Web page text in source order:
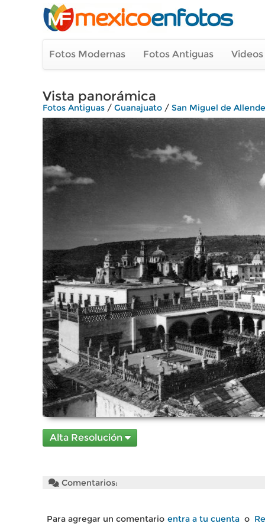
Fotos Modernas Fotos Antiguas
Vista panorámica
Fotos Antiguas / Guanajuato / San Miguel de Allende
Alta Resolución
Comentarios:
Para agregar un comentario entra a tu cuenta o